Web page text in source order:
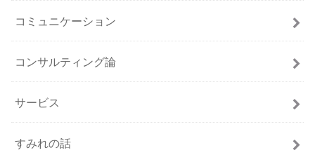
コミュニケーション
コンサルティング論
サービス
すみれの話